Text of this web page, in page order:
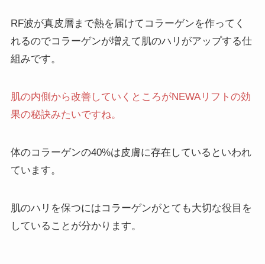
RF波が真皮層まで熱を届けてコラーゲンを作ってく
れるのでコラーゲンが増えて肌のハリがアップする仕
組みです。
肌の内側から改善していくところがNEWAリフトの効
果の秘訣みたいですね。
体のコラーゲンの40%は皮膚に存在しているといわれ
ています。
肌のハリを保つにはコラーゲンがとても大切な役目を
していることが分かります。